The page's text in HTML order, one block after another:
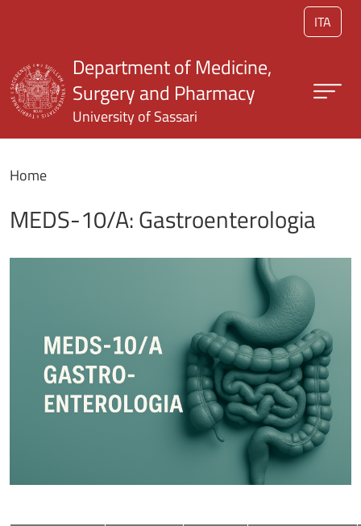
ITA
Department of Medicine,
Surgery and Pharmacy
University of Sassari
Home
MEDS-10/A: Gastroenterologia